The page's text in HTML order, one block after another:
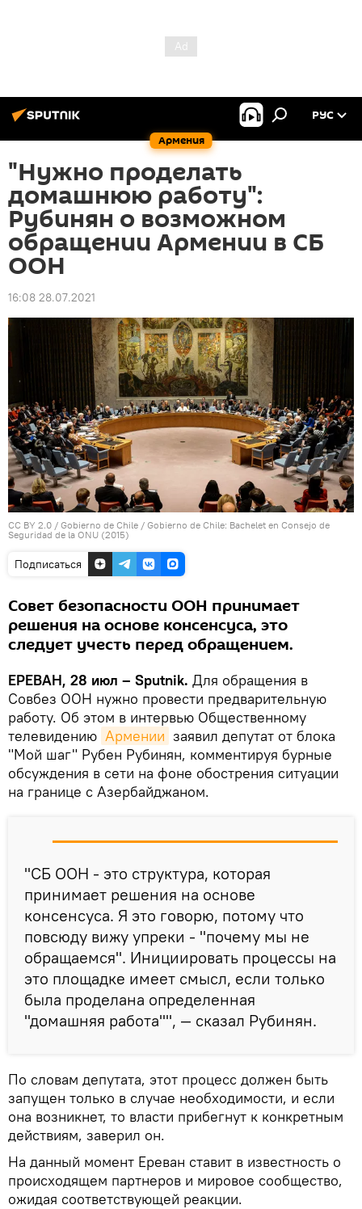
Армения
РУС
"Нужно проделать
домашнюю работу":
Рубинян о возможном
обращении Армении в СБ
ООН
16:08 28.07.2021
CC BY 2.0 / Gobierno de Chile / Gobierno de Chile: Bachelet en Consejo de
Seguridad de la ONU (2015)
Подписаться
Совет безопасности ООН принимает
решения на основе консенсуса, это
следует учесть перед обращением.
ЕРЕВАН, 28 июл – Sputnik. Для обращения в
Совбез ООН нужно провести предварительную
работу. Об этом в интервью Общественному
телевидению Армении заявил депутат от блока
"Мой шаг" Рубен Рубинян, комментируя бурные
обсуждения в сети на фоне обострения ситуации
на границе с Азербайджаном.
"СБ ООН - это структура, которая
принимает решения на основе
консенсуса. Я это говорю, потому что
повсюду вижу упреки - "почему мы не
обращаемся". Инициировать процессы на
это площадке имеет смысл, если только
была проделана определенная
"домашняя работа"", — сказал Рубинян.
По словам депутата, этот процесс должен быть
запущен только в случае необходимости, и если
она возникнет, то власти прибегнут к конкретным
действиям, заверил он.
На данный момент Ереван ставит в известность о
происходящем партнеров и мировое сообщество,
ожидая соответствующей реакции.